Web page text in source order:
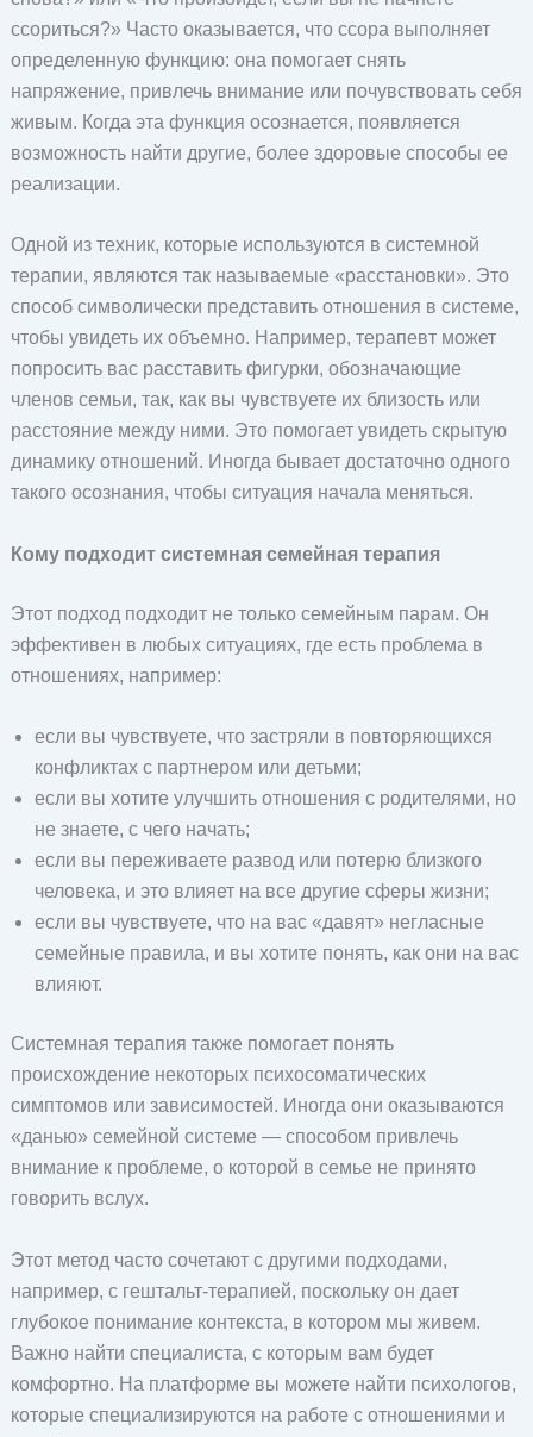
ссориться?» Часто оказывается, что ссора выполняет
определенную функцию: она помогает снять
напряжение, привлечь внимание или почувствовать себя
живым. Когда эта функция осознается, появляется
возможность найти другие, более здоровые способы ее
реализации.
Одной из техник, которые используются в системной
терапии, являются так называемые «расстановки». Это
способ символически представить отношения в системе,
чтобы увидеть их объемно. Например, терапевт может
попросить вас расставить фигурки, обозначающие
членов семьи, так, как вы чувствуете их близость или
расстояние между ними. Это помогает увидеть скрытую
динамику отношений. Иногда бывает достаточно одного
такого осознания, чтобы ситуация начала меняться.
Кому подходит системная семейная терапия
Этот подход подходит не только семейным парам. Он
эффективен в любых ситуациях, где есть проблема в
отношениях, например:
если вы чувствуете, что застряли в повторяющихся
конфликтах с партнером или детьми;
если вы хотите улучшить отношения с родителями, но
не знаете, с чего начать;
если вы переживаете развод или потерю близкого
человека, и это влияет на все другие сферы жизни;
если вы чувствуете, что на вас «давят» негласные
семейные правила, и вы хотите понять, как они на вас
влияют.
Системная терапия также помогает понять
происхождение некоторых психосоматических
симптомов или зависимостей. Иногда они оказываются
«данью» семейной системе — способом привлечь
внимание к проблеме, о которой в семье не принято
говорить вслух.
Этот метод часто сочетают с другими подходами,
например, с гештальт-терапией, поскольку он дает
глубокое понимание контекста, в котором мы живем.
Важно найти специалиста, с которым вам будет
комфортно. На платформе вы можете найти психологов,
которые специализируются на работе с отношениями и